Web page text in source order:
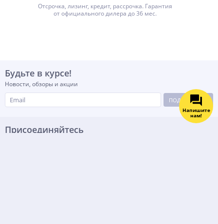
Отсрочка, лизинг, кредит, рассрочка. Гарантия
от официального дилера до 36 мес.
Будьте в курсе!
Новости, обзоры и акции
ПОДПИСАТЬСЯ
Присоединяйтесь
Напишите
нам!